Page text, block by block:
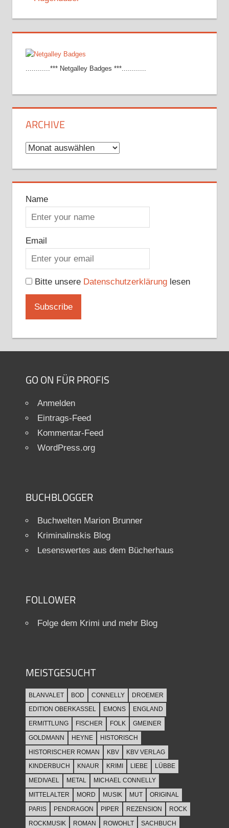
............*** Netgalley Badges ***............
ARCHIVE
Archive
Name
Email
Bitte unsere Datenschutzerklärunglesen
GO ON FÜR PROFIS
Anmelden
Eintrags-Feed
Kommentar-Feed
WordPress.org
BUCHBLOGGER
Buchwelten Marion Brunner
Kriminalinskis Blog
Lesenswertes aus dem Bücherhaus
FOLLOWER
Folge dem Krimi und mehr Blog
MEISTGESUCHT
BLANVALET BOD CONNELLY
DROEMER
EDITION OBERKASSEL
EMONS
ENGLAND
ERMITTLUNG
FISCHER FOLK
GMEINER
GOLDMANN
HEYNE
HISTORISCH
HISTORISCHER ROMAN
KBV
KBV VERLAG
KINDERBUCH
KNAUR KRIMI LIEBE
LÜBBE
MEDIVAEL
METAL
MICHAEL CONNELLY
MITTELALTER
MORD MUSIK MUT
ORIGINAL
PARIS
PENDRAGON PIPER REZENSION
ROCK
ROCKMUSIK
ROMAN ROWOHLT SACHBUCH